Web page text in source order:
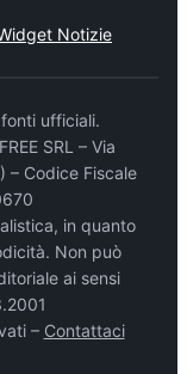
Notizie
ufficiali.
SRL – Via
– Codice Fiscale
in quanto
Non può
ai sensi
– Contattaci